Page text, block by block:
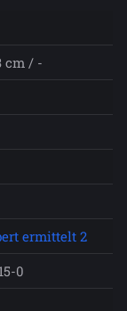
cm / -
ermittelt 2
0